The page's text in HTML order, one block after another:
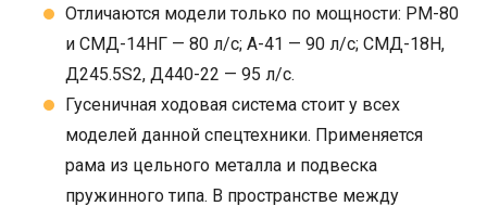
Отличаются модели только по мощности: РМ-80
и СМД-14НГ — 80 л/с; А-41 — 90 л/с; СМД-18Н,
Д245.5S2, Д440-22 — 95 л/с.
Гусеничная ходовая система стоит у всех
моделей данной спецтехники. Применяется
рама из цельного металла и подвеска
пружинного типа. В пространстве между